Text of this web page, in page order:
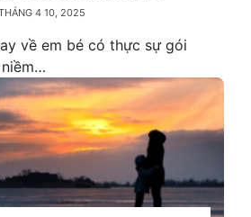
4 10, 2025
về em bé có thực sự gói